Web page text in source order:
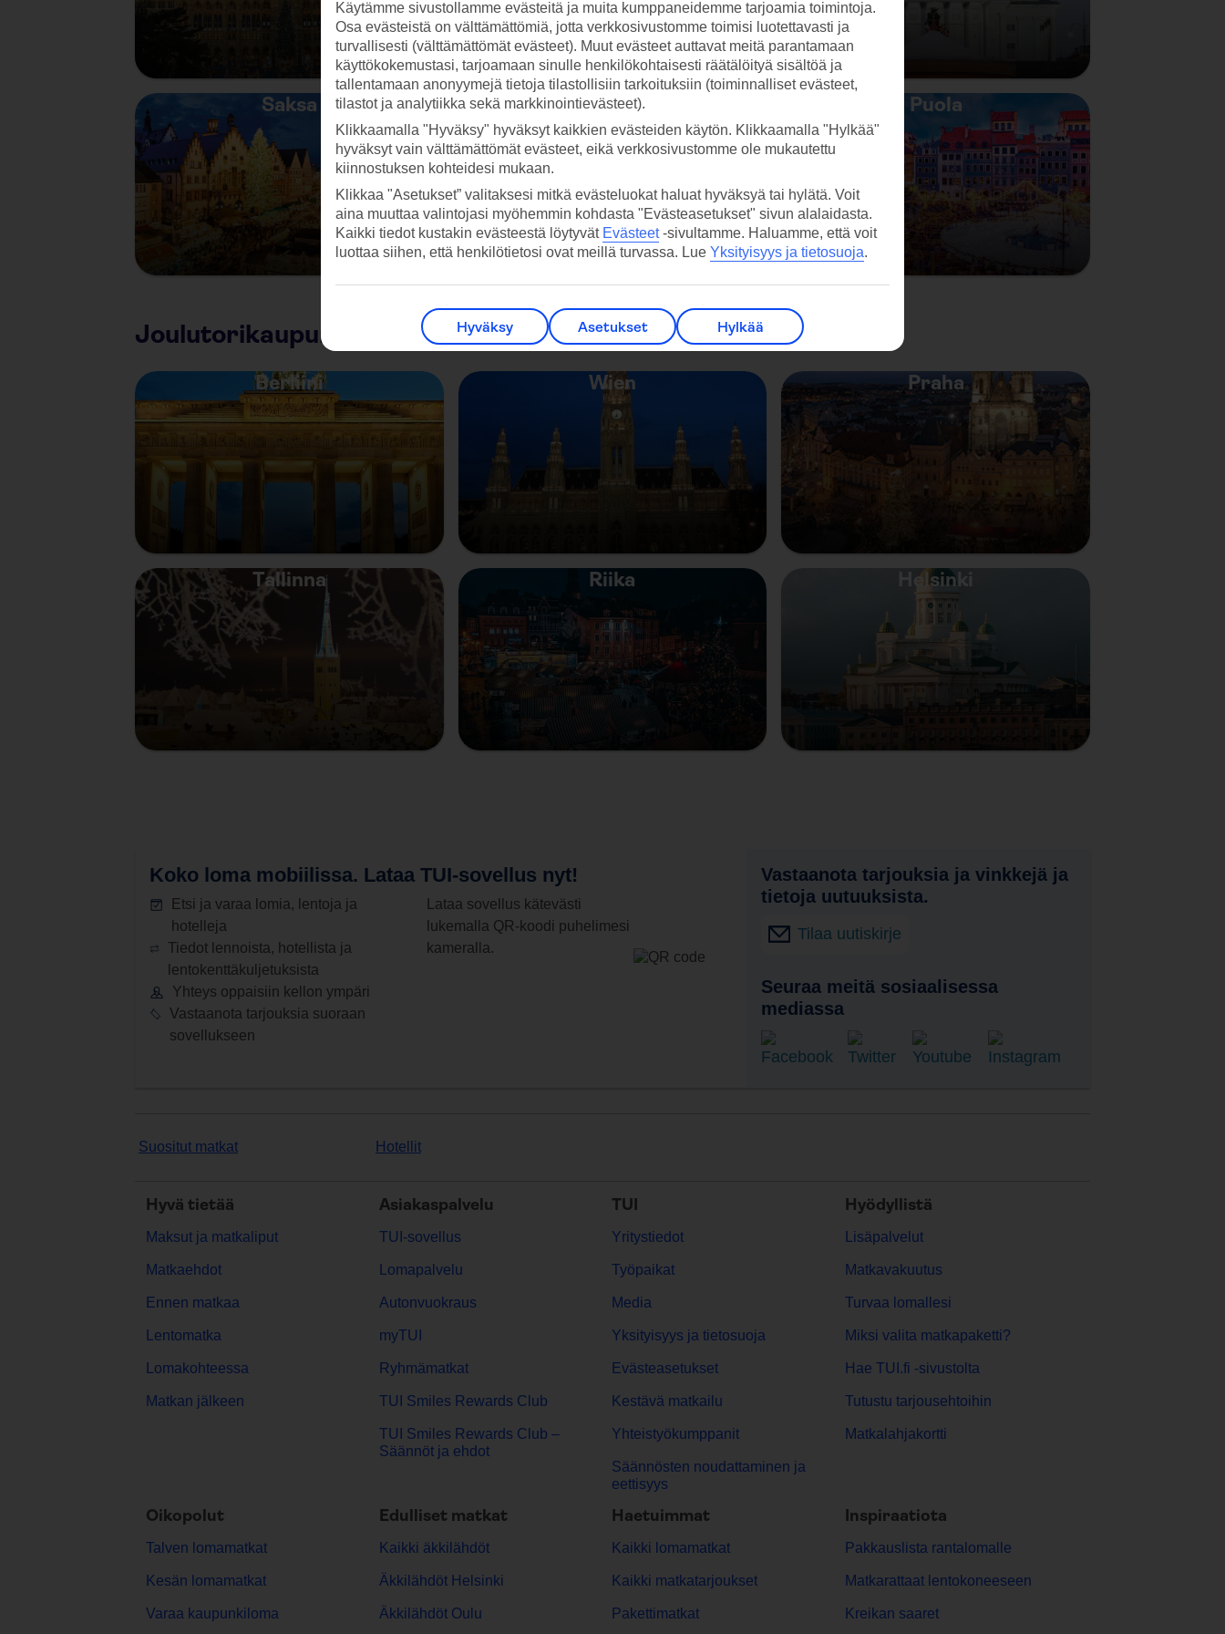
Saksa Unkari Puola
Joulutorikaupunkeja
Berliini Wien Praha
Tallinna Riika Helsinki
Koko loma mobiilissa. Lataa TUI-sovellus nyt!
Etsi ja varaa lomia, lentoja ja
hotelleja
Tiedot lennoista, hotellista ja
lentokenttäkuljetuksista
Yhteys oppaisiin kellon ympäri
Vastaanota tarjouksia suoraan
sovellukseen
Lataa sovellus kätevästi
lukemalla QR-koodi puhelimesi
kameralla.
Vastaanota tarjouksia ja vinkkejä ja
tietoja uutuuksista.
Tilaa uutiskirje
Seuraa meitä sosiaalisessa
mediassa
Suositut matkat Hotellit
Hyvä tietää
Maksut ja matkaliput
Matkaehdot
Ennen matkaa
Lentomatka
Lomakohteessa
Matkan jälkeen
Asiakaspalvelu
TUI-sovellus
Lomapalvelu
Autonvuokraus
myTUI
Ryhmämatkat
TUI Smiles Rewards Club
TUI Smiles Rewards Club –
Säännöt ja ehdot
TUI
Yritystiedot
Työpaikat
Media
Yksityisyys ja tietosuoja
Evästeasetukset
Kestävä matkailu
Yhteistyökumppanit
Säännösten noudattaminen ja
eettisyys
Hyödyllistä
Lisäpalvelut
Matkavakuutus
Turvaa lomallesi
Miksi valita matkapaketti?
Hae TUI.fi -sivustolta
Tutustu tarjousehtoihin
Matkalahjakortti
Oikopolut
Talven lomamatkat
Kesän lomamatkat
Varaa kaupunkiloma
Edulliset matkat
Kaikki äkkilähdöt
Äkkilähdöt Helsinki
Äkkilähdöt Oulu
Haetuimmat
Kaikki lomamatkat
Kaikki matkatarjoukset
Pakettimatkat
Inspiraatiota
Pakkauslista rantalomalle
Matkarattaat lentokoneeseen
Kreikan saaret
Käytämme sivustollamme evästeitä ja muita kumppaneidemme tarjoamia toimintoja.
Osa evästeistä on välttämättömiä, jotta verkkosivustomme toimisi luotettavasti ja
turvallisesti (välttämättömät evästeet). Muut evästeet auttavat meitä parantamaan
käyttökokemustasi, tarjoamaan sinulle henkilökohtaisesti räätälöityä sisältöä ja
tallentamaan anonyymejä tietoja tilastollisiin tarkoituksiin (toiminnalliset evästeet,
tilastot ja analytiikka sekä markkinointievästeet).
Klikkaamalla "Hyväksy" hyväksyt kaikkien evästeiden käytön. Klikkaamalla "Hylkää"
hyväksyt vain välttämättömät evästeet, eikä verkkosivustomme ole mukautettu
kiinnostuksen kohteidesi mukaan.
Klikkaa "Asetukset” valitaksesi mitkä evästeluokat haluat hyväksyä tai hylätä. Voit
aina muuttaa valintojasi myöhemmin kohdasta "Evästeasetukset" sivun alalaidasta.
Kaikki tiedot kustakin evästeestä löytyvät Evästeet-sivultamme. Haluamme, että voit
luottaa siihen, että henkilötietosi ovat meillä turvassa. Lue Yksityisyys ja tietosuoja.
Hyväksy Asetukset Hylkää